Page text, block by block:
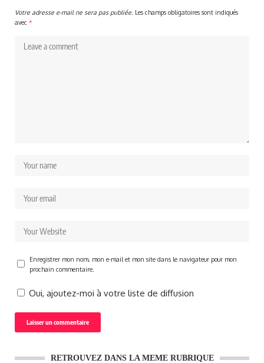
Votre adresse e-mail ne sera pas publiée. Les champs obligatoires sont indiqués
avec *
Enregistrer mon nom, mon e-mail et mon site dans le navigateur pour mon
prochain commentaire.
Oui, ajoutez-moi à votre liste de diffusion
RETROUVEZ DANS LA MEME RUBRIQUE